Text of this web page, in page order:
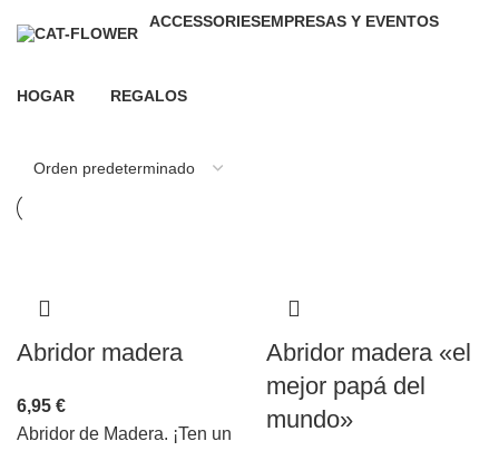
ACCESSORIESEMPRESAS Y EVENTOS
HOGAR
REGALOS
Abridor madera
6,95 €
Abridor de Madera. ¡Ten un
Abridor madera «el
mejor papá del
mundo»